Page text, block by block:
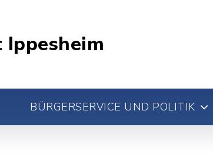
Ippesheim
BÜRGERSERVICE UND POLITIK